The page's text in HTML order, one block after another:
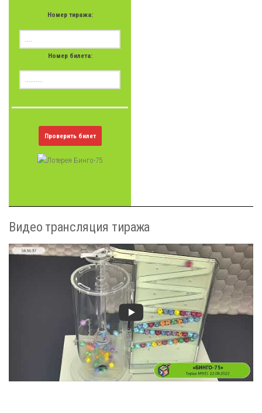
Номер тиража:
Номер билета:
Проверить билет
Видео трансляция тиража